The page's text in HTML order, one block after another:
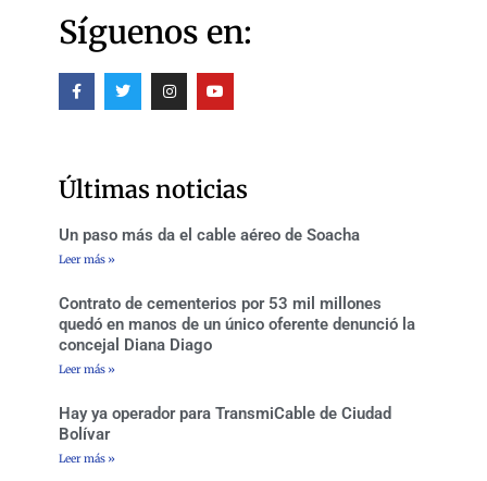
Síguenos en:
F
a
c
k
-
T
w
i
I
n
s
a
m
Y
o
u
Últimas noticias
Un paso más da el cable aéreo de Soacha
Leer más »
Contrato de cementerios por 53 mil millones
quedó en manos de un único oferente denunció la
concejal Diana Diago
Leer más »
Hay ya operador para TransmiCable de Ciudad
Bolívar
Leer más »